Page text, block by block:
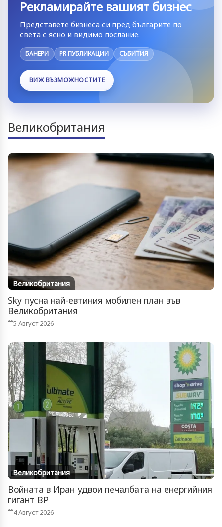
Рекламирайте вашият бизнес
Представете бизнеса си пред българите по
света с ясно и видимо послание.
БАНЕРИ PR ПУБЛИКАЦИИ СЪБИТИЯ
ВИЖ ВЪЗМОЖНОСТИТЕ
Великобритания
Великобритания
Sky пусна най-евтиния мобилен план във
Великобритания
5 Август 2026
Великобритания
Войната в Иран удвои печалбата на енергийния
гигант BP
4 Август 2026